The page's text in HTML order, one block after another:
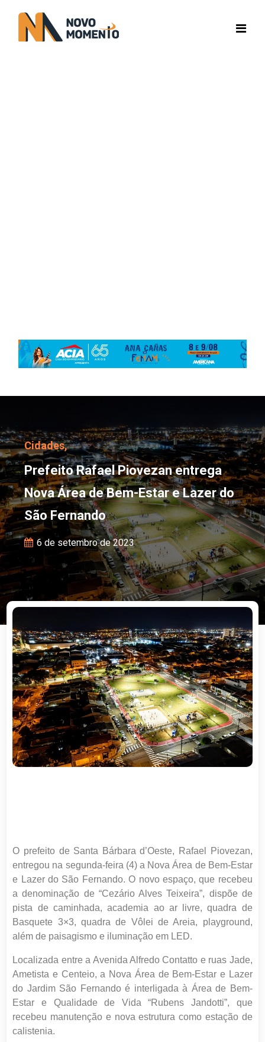
Cidades,
Prefeito Rafael Piovezan entrega
Nova Área de Bem-Estar e Lazer do
São Fernando
6 de setembro de 2023
O prefeito de Santa Bárbara d’Oeste, Rafael Piovezan,
entregou na segunda-feira (4) a Nova Área de Bem-Estar
e Lazer do São Fernando. O novo espaço, que recebeu
a denominação de “Cezário Alves Teixeira”, dispõe de
pista de caminhada, academia ao ar livre, quadra de
Basquete 3×3, quadra de Vôlei de Areia, playground,
além de paisagismo e iluminação em LED.
Localizada entre a Avenida Alfredo Contatto e ruas Jade,
Ametista e Centeio, a Nova Área de Bem-Estar e Lazer
do Jardim São Fernando é interligada à Área de Bem-
Estar e Qualidade de Vida “Rubens Jandotti”, que
recebeu manutenção e nova estrutura como estação de
calistenia.